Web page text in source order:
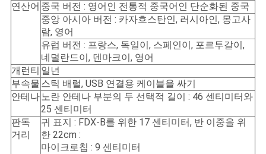
PRIVACY
POLICY
연산어 중국 버전 : 영어인 전통적 중국어인 단순화된 중국
중앙 아시아 버전 : 카자흐스탄인, 러시아인, 몽고사
람, 영어
유럽 버전 : 프랑스, 독일이, 스페인이, 포르투갈이,
네덜란드이, 덴마크이, 영어
개런티 일년
부속물 스틱 배럴, USB 연결용 케이블을 싸기
안테나노란 안테나 부분의 두 선택적 길이 : 46 센티미터와
25 센티미터
판독
거리
귀 표지 : FDX-B를 위한 17 센티미터, 반 이중을 위
한 22cm :
마이크로칩 : 9 센티미터